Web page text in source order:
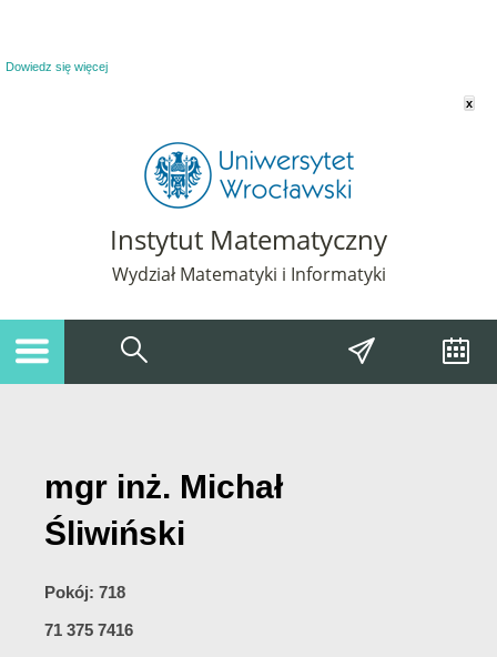
Dowiedz się więcej
x
Instytut Matematyczny
Wydział Matematyki i Informatyki
mgr inż. Michał
Śliwiński
Pokój: 718
71 375 7416